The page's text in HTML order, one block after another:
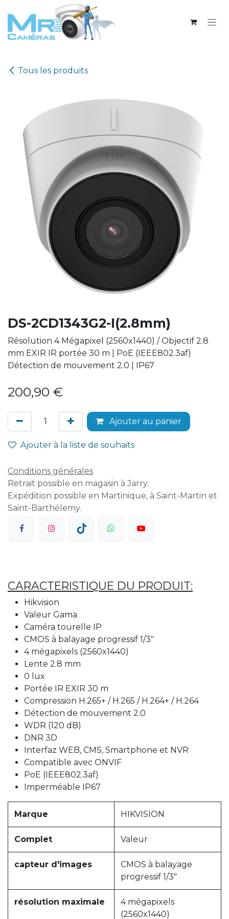
Se rendre au contenu
Tous les produits
DS-2CD1343G2-I(2.8mm)
Résolution 4 Mégapixel (2560x1440) / Objectif 2.8
mm EXIR IR portée 30 m | PoE (IEEE802.3af)
Détection de mouvement 2.0 | IP67
200,90 €
Ajouter au panier
Ajouter à la liste de souhaits
Conditions générales
Retrait possible en magasin à Jarry.
Expédition possible en Martinique, à Saint-Martin et
Saint-Barthélemy.
CARACTERISTIQUE DU PRODUIT:
Hikvision
Valeur Gama
Caméra tourelle IP
CMOS à balayage progressif 1/3"
4 mégapixels (2560x1440)
Lente 2.8 mm
0 lux
Portée IR EXIR 30 m
Compression H.265+ / H.265 / H.264+ / H.264
Détection de mouvement 2.0
WDR (120 dB)
DNR 3D
Interfaz WEB, CMS, Smartphone et NVR
Compatible avec ONVIF
PoE (IEEE802.3af)
Imperméable IP67
Marque HIKVISION
Complet Valeur
capteur d'images
CMOS à balayage
progressif 1/3"
résolution maximale
4 mégapixels
(2560x1440)